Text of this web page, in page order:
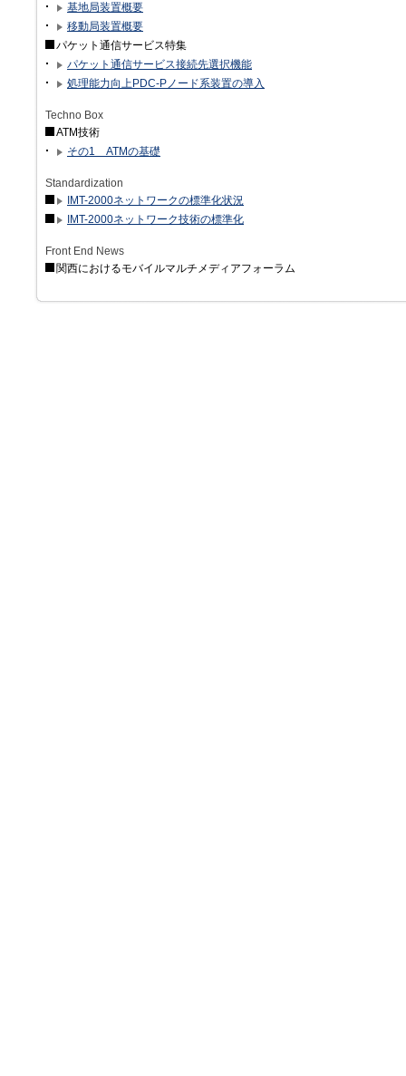
基地局装置概要
移動局装置概要
パケット通信サービス特集
パケット通信サービス接続先選択機能
処理能力向上PDC-Pノード系装置の導入
Techno Box
ATM技術
その1 ATMの基礎
Standardization
IMT-2000ネットワークの標準化状況
IMT-2000ネットワーク技術の標準化
Front End News
関西におけるモバイルマルチメディアフォーラム